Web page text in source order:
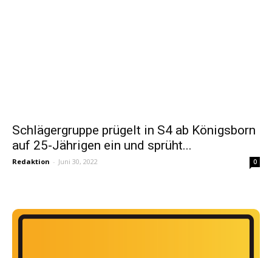
Schlägergruppe prügelt in S4 ab Königsborn
auf 25-Jährigen ein und sprüht...
Redaktion - Juni 30, 2022 0